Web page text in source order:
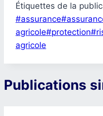
Étiquettes de la
#assurance#
agricole#protection#
agricole
Publications